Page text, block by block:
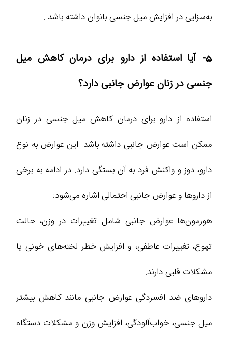
به‌سزایی در افزایش میل جنسی بانوان داشته باشد .
5- آیا استفاده از دارو برای درمان کاهش میل
جنسی در زنان عوارض جانبی دارد؟
استفاده از دارو برای درمان کاهش میل جنسی در زنان
ممکن است عوارض جانبی داشته باشد. این عوارض به نوع
دارو، دوز و واکنش فرد به آن بستگی دارد. در ادامه به برخی
از داروها و عوارض جانبی احتمالی اشاره می‌شود:
هورمون‌ها عوارض جانبی شامل تغییرات در وزن، حالت
تهوع، تغییرات عاطفی، و افزایش خطر لخته‌های خونی یا
مشکلات قلبی دارند.
داروهای ضد افسردگی عوارض جانبی مانند کاهش بیشتر
میل جنسی، خواب‌آلودگی، افزایش وزن و مشکلات دستگاه